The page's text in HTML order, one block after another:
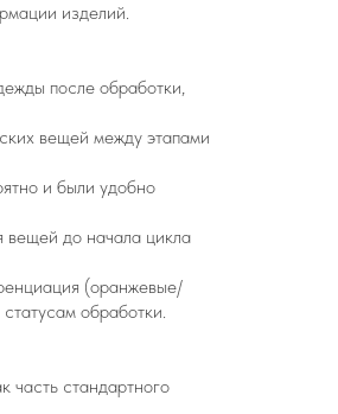
изделий.
после обработки,
вещей между этапами
и были удобно
до начала цикла
(оранжевые/
обработки.
часть стандартного